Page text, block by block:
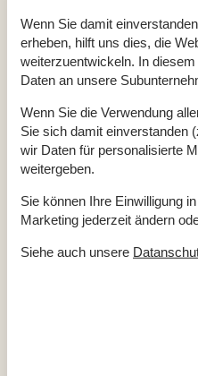
Nichtraucher Ja
Klimafreundlich Ja
Gesamte
Hausinfo.
2 x Dusche
2 x WC
Anzahl Erw.
6
Baujahr 1880
Grundstück / Gartengrund
Renovierungsjahr 2024
Wenn Sie damit
erheben, hilft uns dies, die
weiterzuentwickeln. In
Daten an unsere
Wenn Sie die Verwendung
Sie sich damit einverstanden
wir Daten für personalisierte
weitergeben.
Sie können Ihre Einwilligung
Marketing jederzeit ändern
Siehe auch unsere